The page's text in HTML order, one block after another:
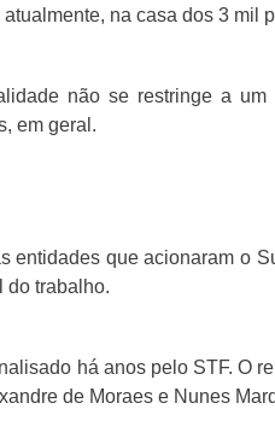
na casa dos 3 mil
não se restringe a
em geral.
entidades que acionaram o
do trabalho.
há anos pelo STF. O
de Moraes e Nunes